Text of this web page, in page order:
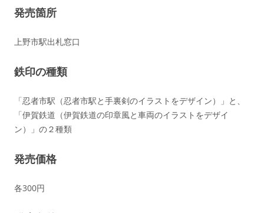
発売箇所
上野市駅出札窓口
鉄印の種類
「忍者市駅（忍者市駅と手裏剣のイラストをデザイン）」と、
「伊賀鉄道（伊賀鉄道の印章風と車両のイラストをデザイ
ン）」の２種類
発売価格
各300円